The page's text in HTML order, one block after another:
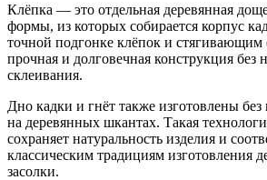
Клёпка — это отдельная деревянная
формы, из которых собирается корпус
точной подгонке клёпок и стягивающим
прочная и долговечная конструкция без
склеивания.
Дно кадки и гнёт также изготовлены
на деревянных шкантах. Такая
сохраняет натуральность изделия и
классическим традициям изготовления
засолки.